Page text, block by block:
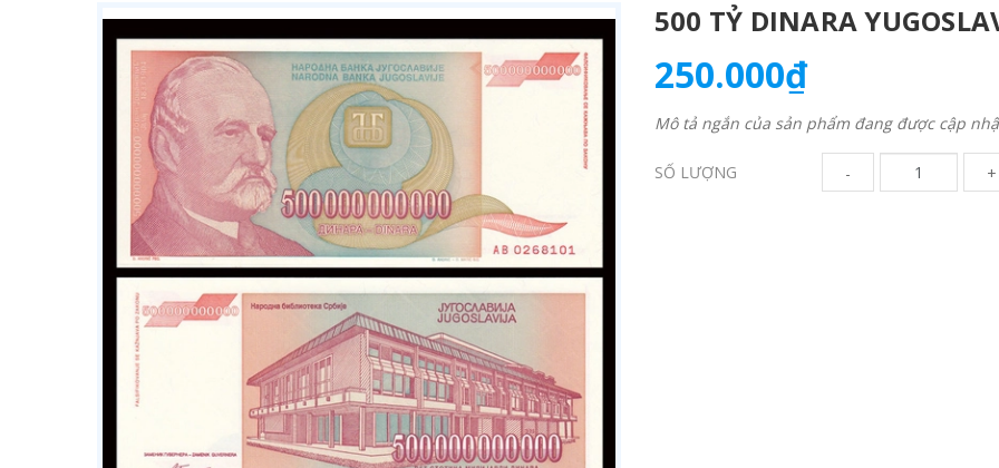
500 TỶ DINARA
250.000₫
Mô tả ngắn của sản phẩm đang được cập
SỐ LƯỢNG - +